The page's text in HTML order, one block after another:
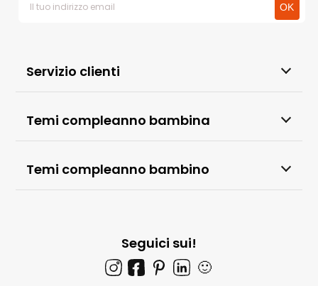
Servizio clienti
Temi compleanno bambina
Temi compleanno bambino
Seguici sui!
🙂